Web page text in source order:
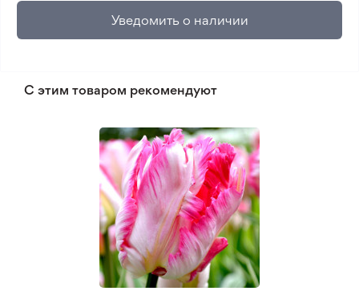
Уведомить о наличии
С этим товаром рекомендуют